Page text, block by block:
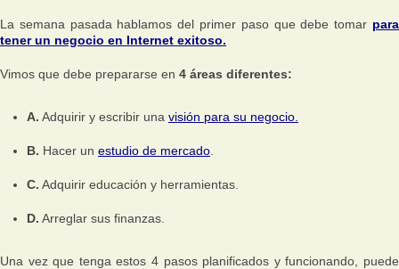
La semana pasada hablamos del primer paso que debe tomar para
tener un negocio en Internet exitoso.
Vimos que debe prepararse en 4 áreas diferentes:
A. Adquirir y escribir una visión para su negocio.
B. Hacer un estudio de mercado
C. Adquirir educación y herramientas.
D. Arreglar sus finanzas.
Una vez que tenga estos 4 pasos planificados y funcionando, puede